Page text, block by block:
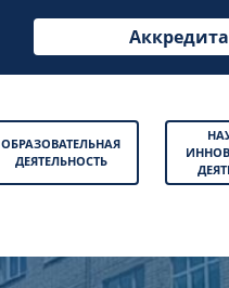
ОБРАЗОВАТЕЛЬНАЯ
ДЕЯТЕЛЬНОСТЬ